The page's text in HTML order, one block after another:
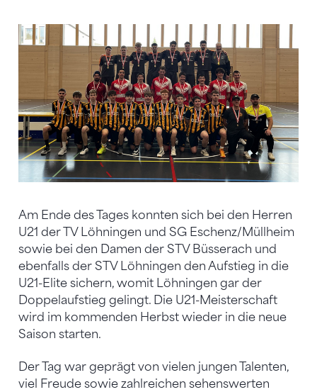
Am Ende des Tages konnten sich bei den Herren
U21 der TV Löhningen und SG Eschenz/Müllheim
sowie bei den Damen der STV Büsserach und
ebenfalls der STV Löhningen den Aufstieg in die
U21-Elite sichern, womit Löhningen gar der
Doppelaufstieg gelingt. Die U21-Meisterschaft
wird im kommenden Herbst wieder in die neue
Saison starten.
Der Tag war geprägt von vielen jungen Talenten,
viel Freude sowie zahlreichen sehenswerten